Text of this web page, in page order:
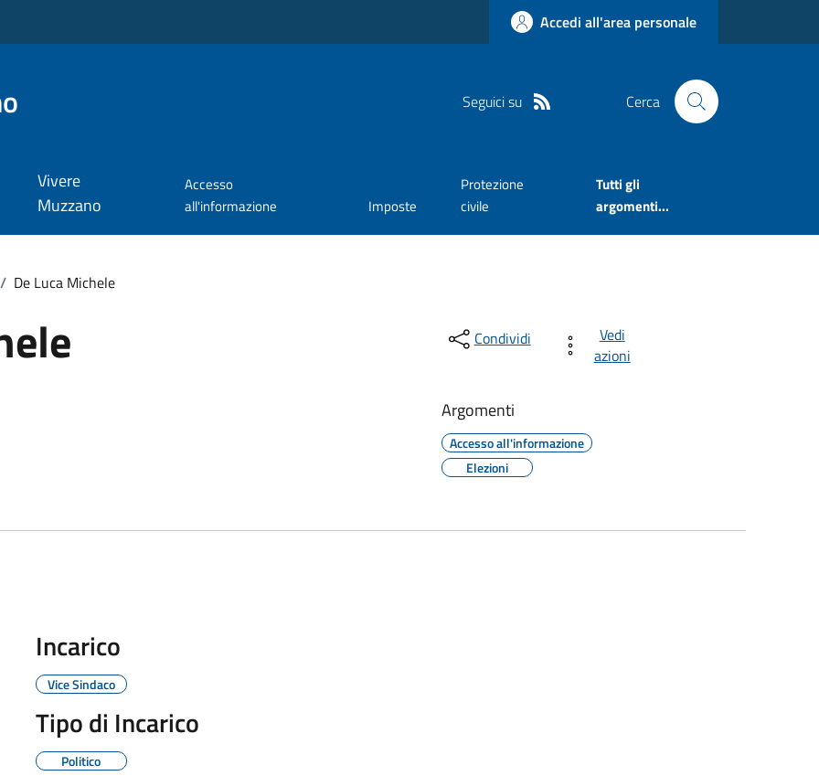
Accedi all'area personale
Seguici su Cerca
Vivere
Muzzano
Accesso
all'informazione
Imposte
Protezione
civile
Tutti gli
argomenti...
/ De Luca Michele
Condividi
Vedi
azioni
Argomenti
Accesso all'informazione
Elezioni
Incarico
Vice Sindaco
Tipo di Incarico
Politico